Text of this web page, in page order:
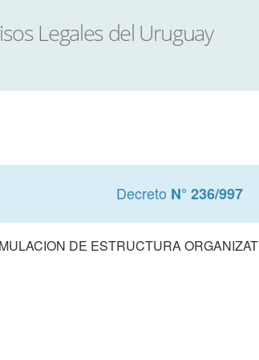
Decreto N° 236/997
DE ESTRUCTURA